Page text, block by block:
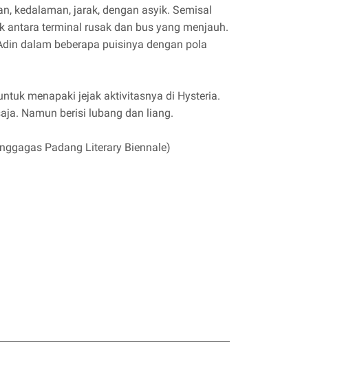
kedalaman, jarak, dengan asyik. Semisal
antara terminal rusak dan bus yang menjauh.
dalam beberapa puisinya dengan pola
menapaki jejak aktivitasnya di Hysteria.
Namun berisi lubang dan liang.
Padang Literary Biennale)